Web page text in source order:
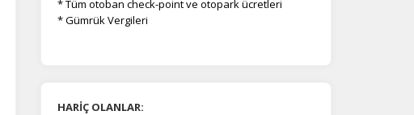
* Tüm otoban check-point ve otopark ücretleri
* Gümrük Vergileri
HARİÇ OLANLAR: